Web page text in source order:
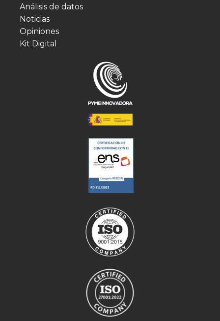
Análisis de datos
Noticias
Opiniones
Kit Digital